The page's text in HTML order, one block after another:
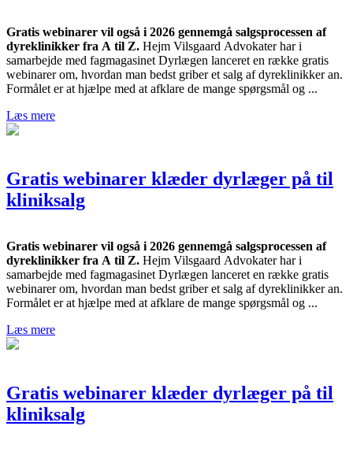
Gratis webinarer vil også i 2026 gennemgå salgsprocessen af
dyreklinikker fra A til Z.
samarbejde med fagmagasinet Dyrlægen lanceret en række gratis
webinarer om, hvordan man bedst griber et salg af dyreklinikker an.
Formålet er at hjælpe med at afklare de mange spørgsmål og ...
Læs mere
Gratis webinarer klæder dyrlæger på til
kliniksalg
Gratis webinarer vil også i 2026 gennemgå salgsprocessen af
dyreklinikker fra A til Z.
samarbejde med fagmagasinet Dyrlægen lanceret en række gratis
webinarer om, hvordan man bedst griber et salg af dyreklinikker an.
Formålet er at hjælpe med at afklare de mange spørgsmål og ...
Læs mere
Gratis webinarer klæder dyrlæger på til
kliniksalg